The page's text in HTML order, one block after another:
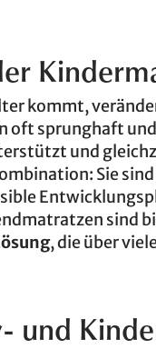
kommt,
oft sprunghaft
und
Sie
sind
, die über
und